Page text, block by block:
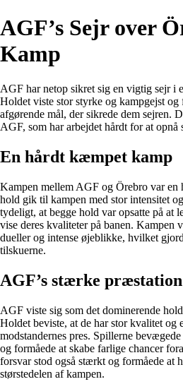
AGF’s Sejr over
Kamp
AGF har netop sikret sig en vigtig sejr i
Holdet viste stor styrke og kampgejst og
afgørende mål, der sikrede dem sejren.
AGF, som har arbejdet hårdt for at opnå
En hårdt kæmpet kamp
Kampen mellem AGF og Örebro var
hold gik til kampen med stor intensitet
tydeligt, at begge hold var opsatte på at
vise deres kvaliteter på banen. Kampen
dueller og intense øjeblikke, hvilket
tilskuerne.
AGF’s stærke præstation
AGF viste sig som det dominerende
Holdet beviste, at de har stor kvalitet og
modstandernes pres. Spillerne
og formåede at skabe farlige chancer
forsvar stod også stærkt og formåede at
størstedelen af kampen.